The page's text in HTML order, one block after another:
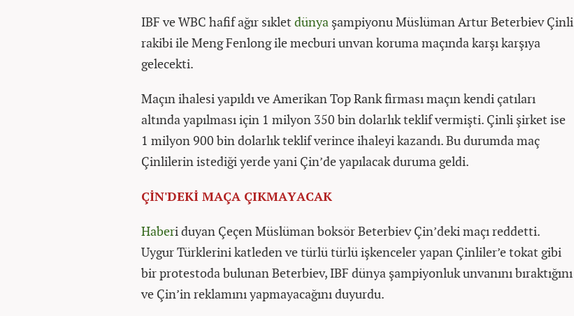
IBF ve WBC hafif ağır sıklet dünya şampiyonu Müslüman Artur Beterbiev Çinli
rakibi ile Meng Fenlong ile mecburi unvan koruma maçında karşı karşıya
gelecekti.
Maçın ihalesi yapıldı ve Amerikan Top Rank firması maçın kendi çatıları
altında yapılması için 1 milyon 350 bin dolarlık teklif vermişti. Çinli şirket ise
1 milyon 900 bin dolarlık teklif verince ihaleyi kazandı. Bu durumda maç
Çinlilerin istediği yerde yani Çin’de yapılacak duruma geldi.
ÇİN'DEKİ MAÇA ÇIKMAYACAK
Haberi duyan Çeçen Müslüman boksör Beterbiev Çin’deki maçı reddetti.
Uygur Türklerini katleden ve türlü türlü işkenceler yapan Çinliler’e tokat gibi
bir protestoda bulunan Beterbiev, IBF dünya şampiyonluk unvanını bıraktığını
ve Çin’in reklamını yapmayacağını duyurdu.